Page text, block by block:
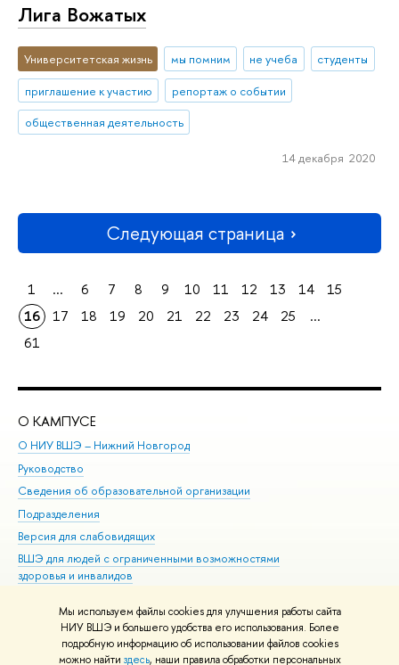
Мы используем файлы cookies для улучшения работы сайта
НИУ ВШЭ и большего удобства его использования. Более
подробную информацию об использовании файлов cookies
можно найти здесь, наши правила обработки персональных
Лига Вожатых
Университетская жизнь мы помним не учеба
студенты
приглашение к участию
репортаж о событии
общественная деятельность
14 декабря 2020
Следующая страница
1 ... 6 7 8 9 10 11 12 13 14
15
16
17 18 19 20 21 22 23 24 25
...
61
О КАМПУСЕ
О НИУ ВШЭ – Нижний Новгород
Руководство
Сведения об образовательной организации
Подразделения
Версия для слабовидящих
ВШЭ для людей с ограниченными возможностями
здоровья и инвалидов